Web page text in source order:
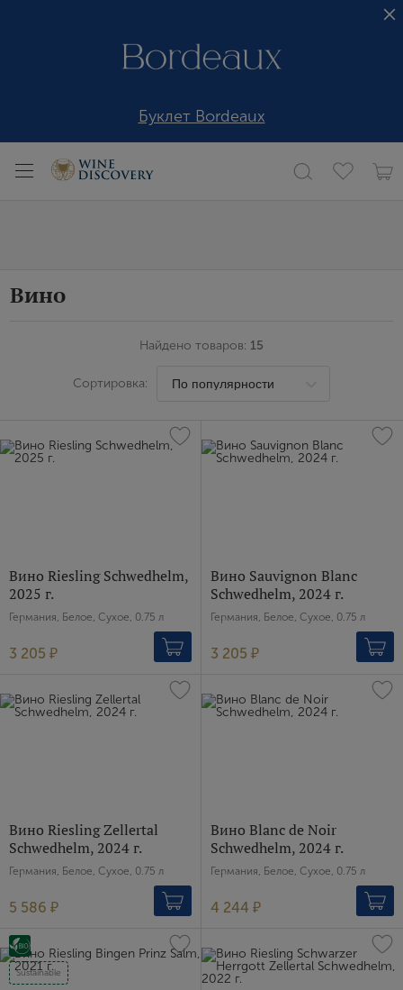
Буклет Bordeaux
Вино
Найдено товаров: 15
Сортировка:
Вино Riesling Schwedhelm,
2025 г.
Германия, Белое, Сухое, 0.75 л
3 205 ₽
Вино Sauvignon Blanc
Schwedhelm, 2024 г.
Германия, Белое, Сухое, 0.75 л
3 205 ₽
Вино Riesling Zellertal
Schwedhelm, 2024 г.
Германия, Белое, Сухое, 0.75 л
5 586 ₽
Вино Blanc de Noir
Schwedhelm, 2024 г.
Германия, Белое, Сухое, 0.75 л
4 244 ₽
Sustainable